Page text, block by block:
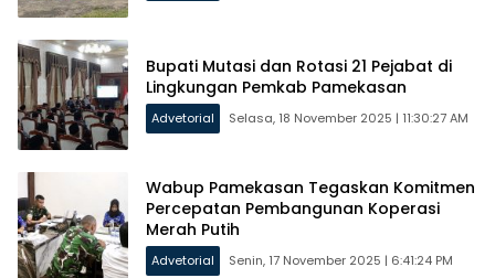
Bupati Mutasi dan Rotasi 21 Pejabat di
Lingkungan Pemkab Pamekasan
Advetorial Selasa, 18 November 2025 | 11:30:27 AM
Wabup Pamekasan Tegaskan Komitmen
Percepatan Pembangunan Koperasi
Merah Putih
Advetorial Senin, 17 November 2025 | 6:41:24 PM